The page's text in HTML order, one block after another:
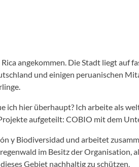
angekommen. Die Stadt liegt auf
und einigen peruanischen
ich hier überhaupt? Ich arbeite als
aufgeteilt: COBIO mit dem
y Biodiversidad und arbeitet
im Besitz der
Gebiet nachhaltig zu schützen.